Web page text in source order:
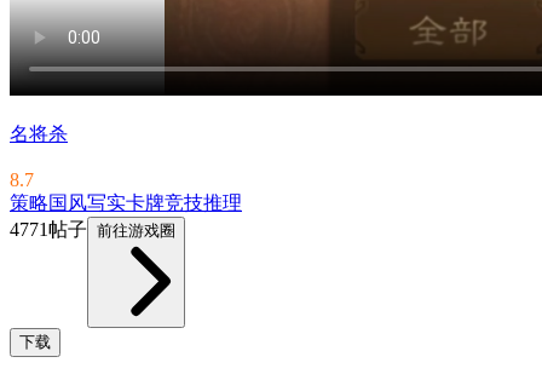
名将杀
8.7
策略国风写实卡牌竞技推理
4771帖子 前往游戏圈
下载